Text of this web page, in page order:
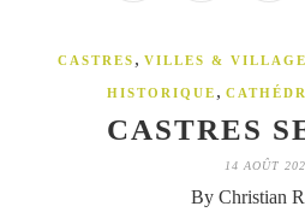
CASTRES , VILLES &
HISTORIQUE ,
CASTRES
14 AOÛT
By Christian